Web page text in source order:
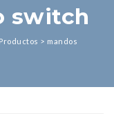
switch
Productos > mandos